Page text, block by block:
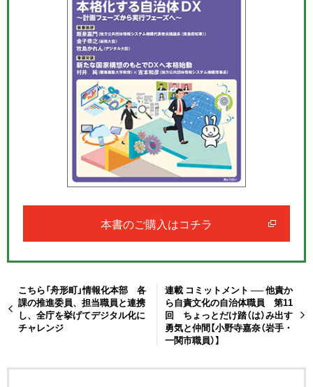
本書のご購入はコチラ
こちら「舟形町」情報化本部 各
課の推進委員、担当職員と連携
し、全庁を挙げてデジタル化に
チャレンジ
連載 コミットメント ── 他責か
ら自責文化の自治体職員 第11
回 ちょっとだけ踏（は）み出す
勇気と仲間【小野寺嘉奈（岩手・
一関市職員）】